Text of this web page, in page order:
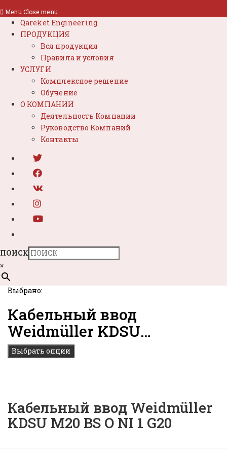
Menu Close menu
Qareket Engineering
ПРОДУКЦИЯ
Вся продукция
Правила и условия
УСЛУГИ
Комплексное решение
Обучение
О КОМПАНИИ
Деятельность Компании
Руководство Компаний
Контакты
ПОИСК
×
Выбрано:
Кабельный ввод
Weidmüller KDSU…
Выбрать опции
Кабельный ввод Weidmüller
KDSU M20 BS O NI 1 G20